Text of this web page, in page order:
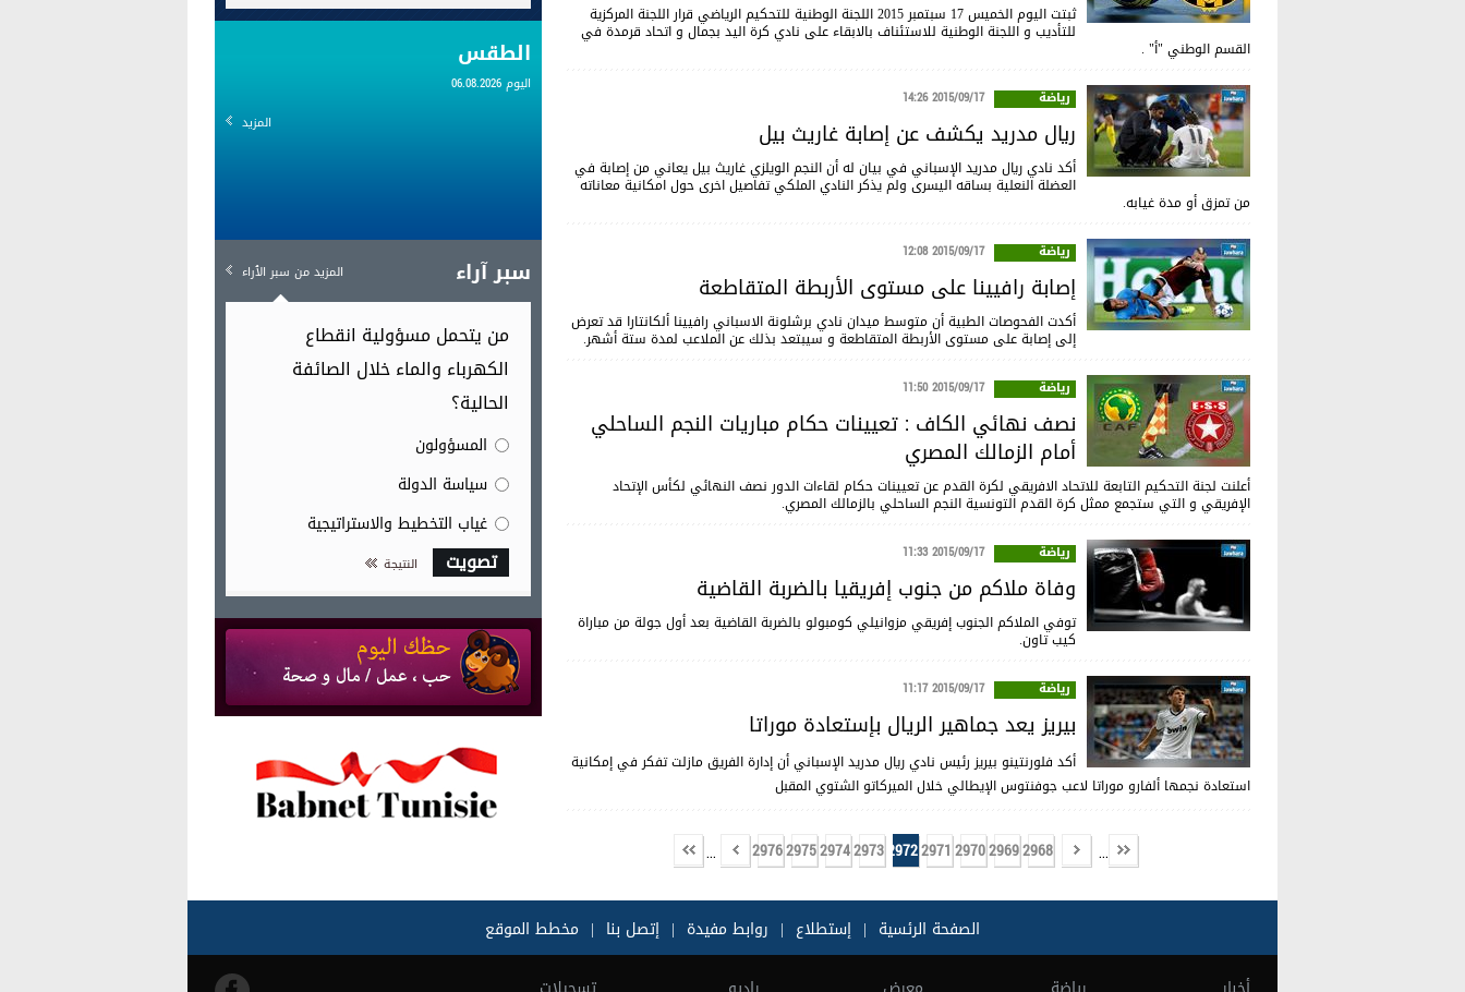
ثبتت اليوم الخميس 17 سبتمبر 2015 اللجنة الوطنية للتحكيم الرياضي قرار اللجنة المركزية
للتأديب و اللجنة الوطنية للاستئناف بالابقاء على نادي كرة اليد بجمال و اتحاد قرمدة في
القسم الوطني "أ" .
رياضة 2015/09/17 14:26
ريال مدريد يكشف عن إصابة غاريث بيل
أكد نادي ريال مدريد الإسباني في بيان له أن النجم الويلزي غاريث بيل يعاني من إصابة في
العضلة النعلية بساقه اليسرى ولم يذكر النادي الملكي تفاصيل اخرى حول امكانية معاناته
من تمزق أو مدة غيابه.
رياضة 2015/09/17 12:08
إصابة رافيينا على مستوى الأربطة المتقاطعة
أكدت الفحوصات الطبية أن متوسط ميدان نادي برشلونة الاسباني رافيينا ألكانتارا قد تعرض
إلى إصابة على مستوى الأربطة المتقاطعة و سيبتعد بذلك عن الملاعب لمدة ستة أشهر.
رياضة 2015/09/17 11:50
نصف نهائي الكاف : تعيينات حكام مباريات النجم الساحلي
أمام الزمالك المصري
أعلنت لجنةالتحكيم التابعة للاتحاد الافريقي لكرة القدم عنتعييناتحكام لقاءات الدور نصف النهائي لكأس الإتحاد
الإفريقي و التي ستجمع ممثل كرة القدم التونسية النجم الساحلي بالزمالك المصري.
رياضة 2015/09/17 11:33
وفاة ملاكم من جنوب إفريقيا بالضربة القاضية
توفي الملاكم الجنوب إفريقي مزوانيلي كومبولو بالضربة القاضية بعد أول جولة من مباراة
كيب تاون.
رياضة 2015/09/17 11:17
بيريز يعد جماهير الريال بإستعادة موراتا
أكد فلورنتينو بيريز رئيس نادي ريال مدريد الإسباني أن إدارة الفريق مازلت تفكر في إمكانية
استعادة نجمها ألفارو موراتا لاعب جوفنتوس الإيطالي خلال الميركاتو الشتوي المقبل
...
2968
2969
2970
2971
2972
2973
2974
2975
2976
...
الطقس
اليوم 06.08.2026
المزيد
المزيد من سبر الٱراء سبر آراء
من يتحمل مسؤولية انقطاع
الكهرباء والماء خلال الصائفة
الحالية؟
المسؤولون
سياسة الدولة
غياب التخطيط والاستراتيجية
تصويت النتيجة
الصفحة الرئسية | إستطلاع | روابط مفيدة | إتصل بنا | مخطط الموقع